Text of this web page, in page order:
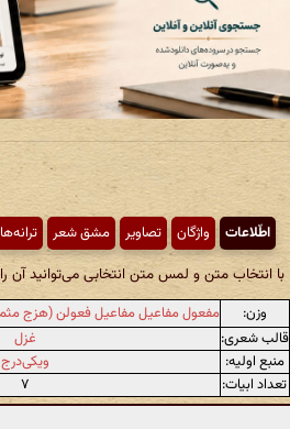
اطّلاعات واژگان تصاویر مشق شعر ترانه‌ها
با انتخاب متن و لمس متن انتخابی می‌توانید آن
وزن:
مفعول مفاعیل مفاعیل فعولن (هزج
قالب شعری:
غزل
منبع اولیه:
ویکی‌درج
تعداد ابیات:
۷